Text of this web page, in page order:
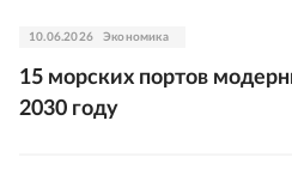
10.06.2026 Экономика
15 морских портов
2030 году